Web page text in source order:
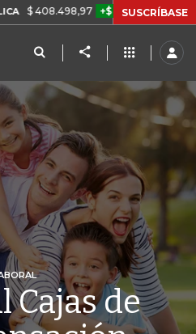
+$ 8.753,81 +2,19% TASA
SUSCRÍBASE
Cajas de